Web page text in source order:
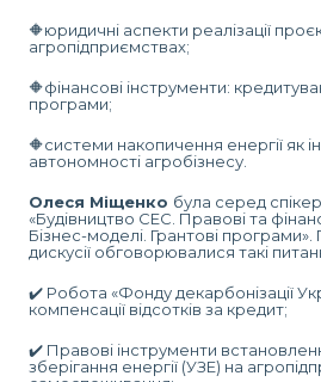
🔶юридичні аспекти реалізації
агропідприємствах;
🔶фінансові інструменти:
програми;
🔶системи накопичення енергії як
автономності агробізнесу.
Олеся Міщенко була серед
«Будівництво СЕС. Правові та
Бізнес-моделі. Грантові програми».
дискусії обговорювалися такі
✔️ Робота «Фонду декарбонізації
компенсації відсотків за кредит;
✔️ Правові інструменти
зберігання енергії (УЗЕ) на